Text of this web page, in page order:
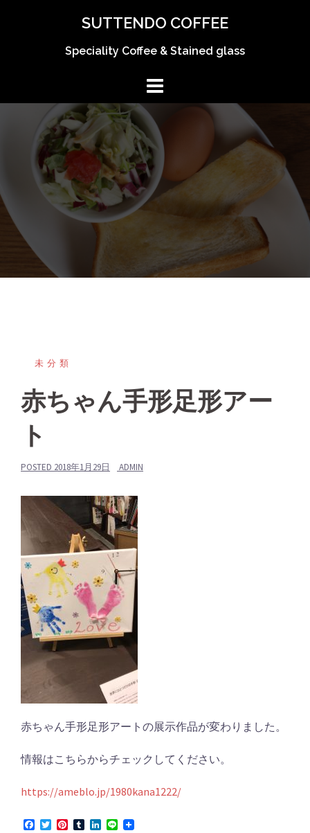
へ
SUTTENDO COFFEE
Speciality Coffee & Stained glass
未分類
赤ちゃん手形足形アー
ト
POSTED 2018年1月29日 ADMIN
赤ちゃん手形足形アートの展示作品が変わりました。
情報はこちらからチェックしてください。
https://ameblo.jp/1980kana1222/
Facebook
TwitterPinterest
TumblrLinkedIn
Line